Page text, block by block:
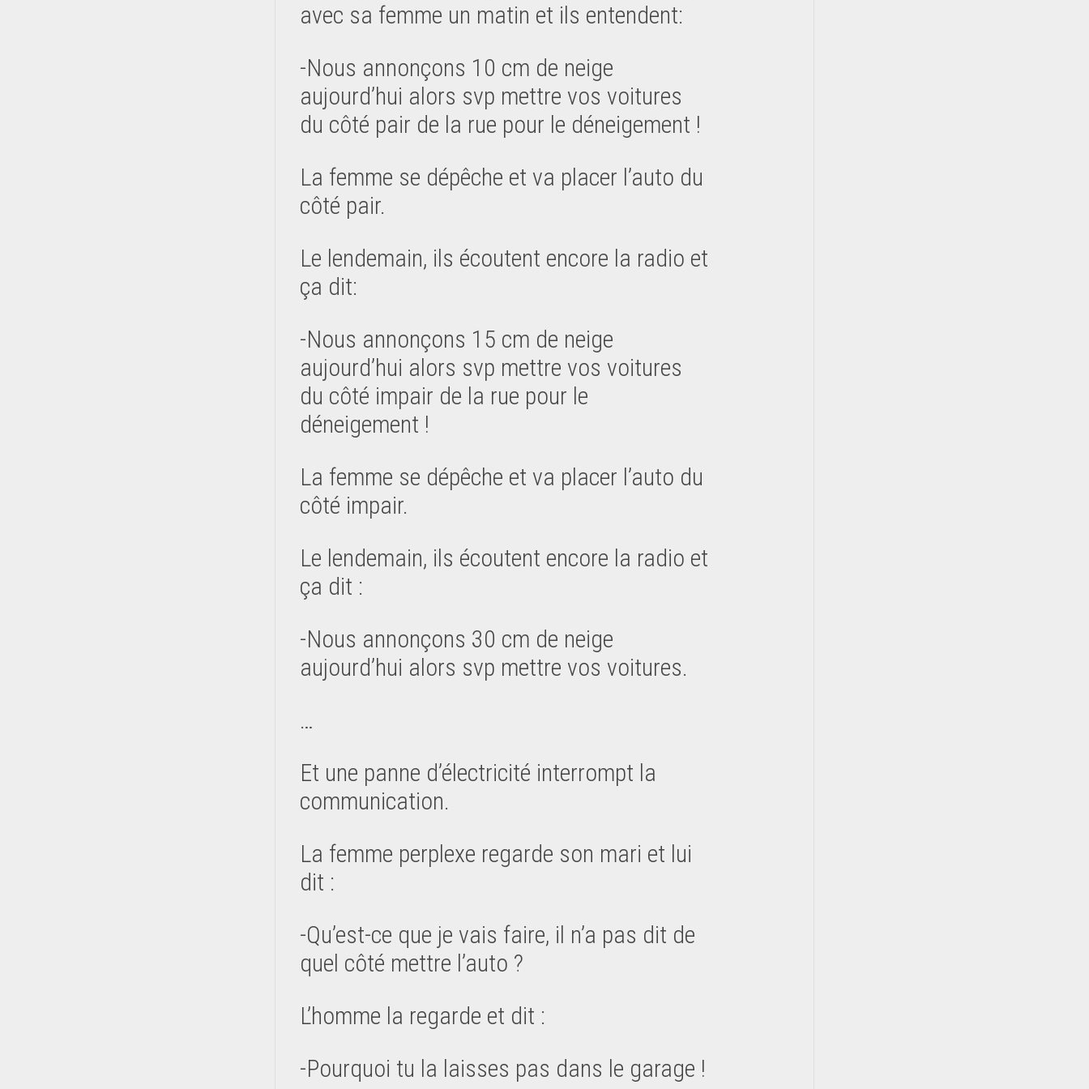
avec sa femme un matin et ils entendent:
-Nous annonçons 10 cm de neige
aujourd’hui alors svp mettre vos voitures
du côté pair de la rue pour le déneigement !
La femme se dépêche et va placer l’auto du
côté pair.
Le lendemain, ils écoutent encore la radio et
ça dit:
-Nous annonçons 15 cm de neige
aujourd’hui alors svp mettre vos voitures
du côté impair de la rue pour le
déneigement !
La femme se dépêche et va placer l’auto du
côté impair.
Le lendemain, ils écoutent encore la radio et
ça dit :
-Nous annonçons 30 cm de neige
aujourd’hui alors svp mettre vos voitures.
…
Et une panne d’électricité interrompt la
communication.
La femme perplexe regarde son mari et lui
dit :
-Qu’est-ce que je vais faire, il n’a pas dit de
quel côté mettre l’auto ?
L’homme la regarde et dit :
-Pourquoi tu la laisses pas dans le garage !